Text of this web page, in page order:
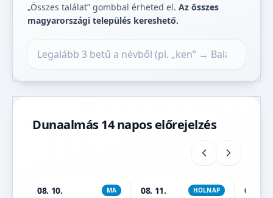
„Összes találat” gombbal érheted el. Az összes
magyarországi település kereshető.
Dunaalmás 14 napos előrejelzés
08. 10. MA 08. 11. HOLNAP 08. 12.